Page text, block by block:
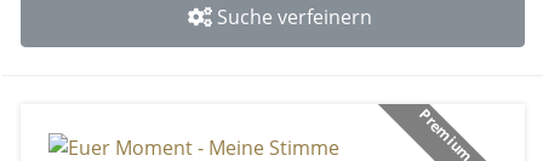
Suche verfeinern